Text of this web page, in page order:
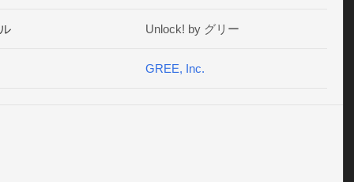
版GREEでできること】
遊べるiPhoneゲームが続々追加されます
Unlock! by グリー
GREE, Inc.